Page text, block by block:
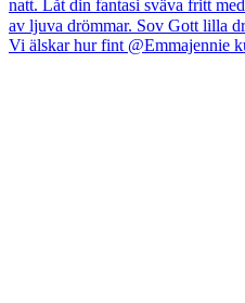
Vi älskar hur fint @Emmajennie